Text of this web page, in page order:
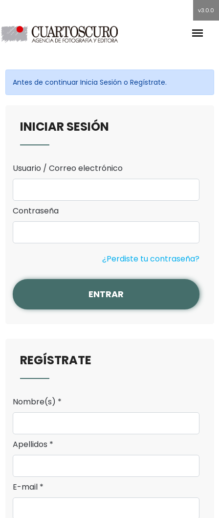
v3.0.0
Antes de continuar Inicia Sesión o Regístrate.
INICIAR SESIÓN
Usuario / Correo electrónico
Contraseña
¿Perdiste tu contraseña?
ENTRAR
REGÍSTRATE
Nombre(s) *
Apellidos *
E-mail *